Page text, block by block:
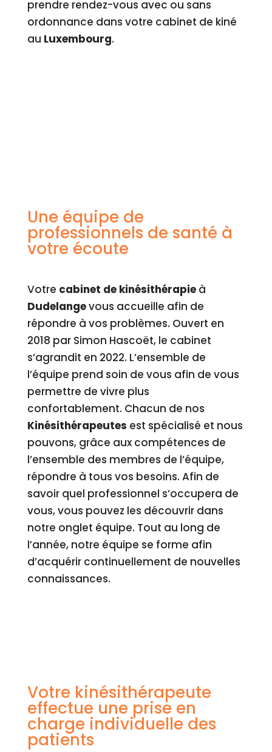
prendre rendez-vous avec ou sans
ordonnance dans votre cabinet de kiné
au Luxembourg.
Une équipe de
professionnels de santé à
votre écoute
Votre cabinet de kinésithérapieà
Dudelangevous accueille afin de
répondre à vos problèmes. Ouvert en
2018 par Simon Hascoët, le cabinet
s’agrandit en 2022. L’ensemble de
l’équipe prend soin de vous afin de vous
permettre de vivre plus
confortablement. Chacun de nos
Kinésithérapeutes est spécialisé et nous
pouvons, grâce aux compétences de
l’ensemble des membres de l’équipe,
répondre à tous vos besoins. Afin de
savoir quel professionnel s’occupera de
vous, vous pouvez les découvrir dans
notre onglet équipe. Tout au long de
l’année, notre équipe se forme afin
d’acquérir continuellement de nouvelles
connaissances.
Votre kinésithérapeute
effectue une prise en
charge individuelle des
patients